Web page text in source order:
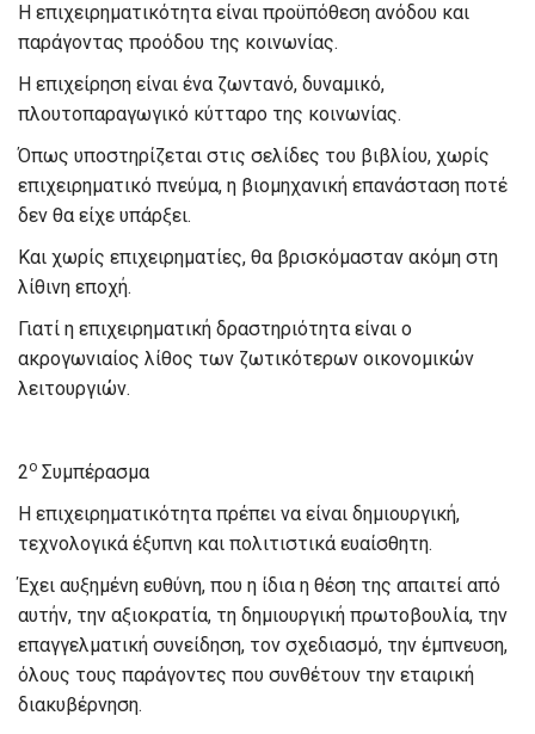
Η επιχειρηματικότητα είναι προϋπόθεση ανόδου και
παράγοντας προόδου της κοινωνίας.
Η επιχείρηση είναι ένα ζωντανό, δυναμικό,
πλουτοπαραγωγικό κύτταρο της κοινωνίας.
Όπως υποστηρίζεται στις σελίδες του βιβλίου, χωρίς
επιχειρηματικό πνεύμα, η βιομηχανική επανάσταση ποτέ
δεν θα είχε υπάρξει.
Και χωρίς επιχειρηματίες, θα βρισκόμασταν ακόμη στη
λίθινη εποχή.
Γιατί η επιχειρηματική δραστηριότητα είναι ο
ακρογωνιαίος λίθος των ζωτικότερων οικονομικών
λειτουργιών.
2ο Συμπέρασμα
Η επιχειρηματικότητα πρέπει να είναι δημιουργική,
τεχνολογικά έξυπνη και πολιτιστικά ευαίσθητη.
Έχει αυξημένη ευθύνη, που η ίδια η θέση της απαιτεί από
αυτήν, την αξιοκρατία, τη δημιουργική πρωτοβουλία, την
επαγγελματική συνείδηση, τον σχεδιασμό, την έμπνευση,
όλους τους παράγοντες που συνθέτουν την εταιρική
διακυβέρνηση.